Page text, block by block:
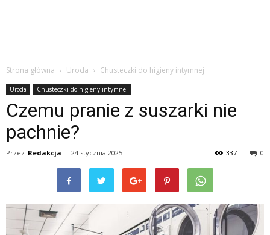
Strona główna Uroda Chusteczki do higieny intymnej
Uroda Chusteczki do higieny intymnej
Czemu pranie z suszarki nie
pachnie?
Przez Redakcja - 24 stycznia 2025 0
337